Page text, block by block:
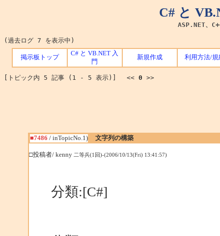
C# と
ASP.NET、
(過去ログ 7 を表示中)
掲示板トップ
C# と VB.NET 入
門
新規作成 利用方法/規
[トピック内 5 記事 (1 - 5 表示)] << 0 >>
■7486 / inTopicNo.1) 文字列の構築
□投稿者/ kenny 二等兵(1回)-(2006/10/13(Fri) 13:41:57)
分類:[C#]